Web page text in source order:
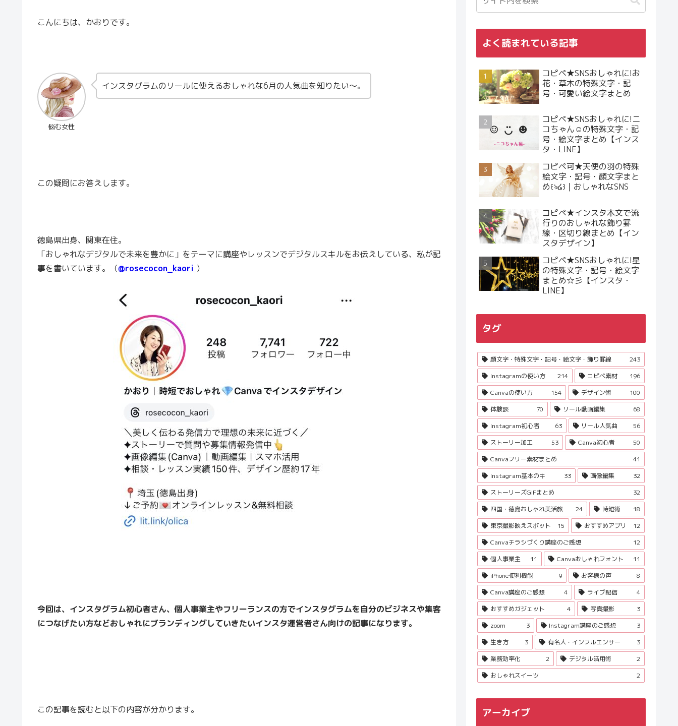
こんにちは、かおりです。
悩む女性
インスタグラムのリールに使えるおしゃれな6月の人気曲を知りたい〜。
この疑問にお答えします。
徳島県出身、関東在住。
「おしゃれなデジタルで未来を豊かに」をテーマに講座やレッスンでデジタルスキルをお伝えしている、私が記
事を書いています。（@rosecocon_kaori ）
今回は、インスタグラム初心者さん、個人事業主やフリーランスの方でインスタグラムを自分のビジネスや集客
につなげたい方などおしゃれにブランディングしていきたいインスタ運営者さん向けの記事になります。
この記事を読むと以下の内容が分かります。
よく読まれている記事
コピペ★SNSおしゃれに!お
花・草木の特殊文字・記
号・可愛い絵文字まとめ
コピペ★SNSおしゃれに!ニ
コちゃん☺︎の特殊文字・記
号・絵文字まとめ【インス
タ・LINE】
コピペ可★天使の羽の特殊
絵文字・記号・顔文字まと
め꒰ঌ໒꒱｜おしゃれなSNS
コピペ★インスタ本文で流
行りのおしゃれな飾り罫
線・区切り線まとめ【イン
スタデザイン】
コピペ★SNSおしゃれに!星
の特殊文字・記号・絵文字
まとめ☆彡【インスタ・
LINE】
タグ
顔文字・特殊文字・記号・絵文字・飾り罫線
243
Instagramの使い方
214 コピペ素材
196
Canvaの使い方
154 デザイン術
100
体験談
70 リール動画編集
68
Instagram初心者
63 リール人気曲
56
ストーリー加工
53 Canva初心者
50
Canvaフリー素材まとめ
41
Instagram基本のキ
33 画像編集
32
ストーリーズGIFまとめ
32
四国・徳島おしゃれ美活旅
24 時短術
18
東京撮影映えスポット
15 おすすめアプリ
12
Canvaチラシづくり講座のご感想
12
個人事業主
11 Canvaおしゃれフォント
11
iPhone便利機能
9 お客様の声
8
Canva講座のご感想
4 ライブ配信
4
おすすめガジェット
4 写真撮影
3
zoom
3 Instagram講座のご感想
3
生き方
3 有名人・インフルエンサー
3
業務効率化
2 デジタル活用術
2
おしゃれスイーツ
2
アーカイブ